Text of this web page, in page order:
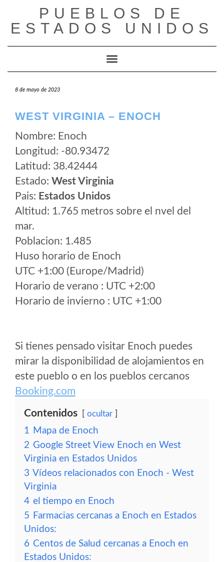
contenido
PUEBLOS DE
ESTADOS UNIDOS
Cambiar modo de navegación
8 de mayo de 2023
WEST VIRGINIA – ENOCH
Nombre: Enoch
Longitud: -80.93472
Latitud: 38.42444
Estado: West Virginia
Pais: Estados Unidos
Altitud: 1.765 metros sobre el nvel del
mar.
Poblacion: 1.485
Huso horario de Enoch
UTC +1:00 (Europe/Madrid)
Horario de verano : UTC +2:00
Horario de invierno : UTC +1:00
Si tienes pensado visitar Enoch puedes
mirar la disponibilidad de alojamientos en
este pueblo o en los pueblos cercanos
Booking.com
Contenidos ocultar
1 Mapa de Enoch
2 Google Street View Enoch en West
Virginia en Estados Unidos
3 Vídeos relacionados con Enoch - West
Virginia
4 el tiempo en Enoch
5 Farmacias cercanas a Enoch en Estados
Unidos:
6 Centos de Salud cercanas a Enoch en
Estados Unidos: